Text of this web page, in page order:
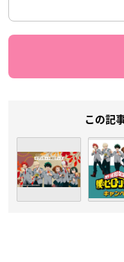
この記